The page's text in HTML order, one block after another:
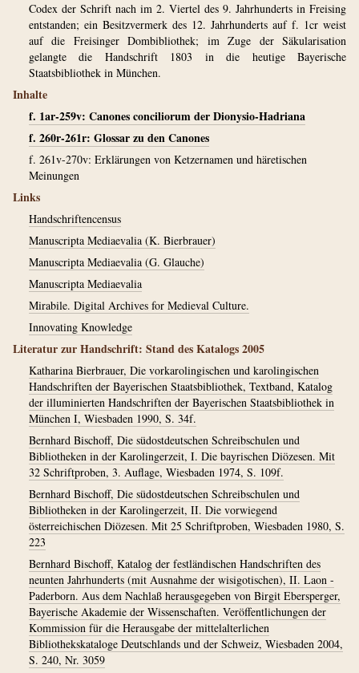
Codex der Schrift nach im 2. Viertel des 9. Jahrhunderts in Freising
entstanden; ein Besitzvermerk des 12. Jahrhunderts auf f. 1cr weist
auf die Freisinger Dombibliothek; im Zuge der Säkularisation
gelangte die Handschrift 1803 in die heutige Bayerische
Staatsbibliothek in München.
Inhalte
f. 1ar-259v: Canones conciliorum der Dionysio-Hadriana
f. 260r-261r: Glossar zu den Canones
f. 261v-270v: Erklärungen von Ketzernamen und häretischen
Meinungen
Links
Handschriftencensus
Manuscripta Mediaevalia (K. Bierbrauer)
Manuscripta Mediaevalia (G. Glauche)
Manuscripta Mediaevalia
Mirabile. Digital Archives for Medieval Culture.
Innovating Knowledge
Literatur zur Handschrift: Stand des Katalogs 2005
Katharina Bierbrauer, Die vorkarolingischen und karolingischen
Handschriften der Bayerischen Staatsbibliothek, Textband, Katalog
der illuminierten Handschriften der Bayerischen Staatsbibliothek in
München I, Wiesbaden 1990, S. 34f.
Bernhard Bischoff, Die südostdeutschen Schreibschulen und
Bibliotheken in der Karolingerzeit, I. Die bayrischen Diözesen. Mit
32 Schriftproben, 3. Auflage, Wiesbaden 1974, S. 109f.
Bernhard Bischoff, Die südostdeutschen Schreibschulen und
Bibliotheken in der Karolingerzeit, II. Die vorwiegend
österreichischen Diözesen. Mit 25 Schriftproben, Wiesbaden 1980, S.
223
Bernhard Bischoff, Katalog der festländischen Handschriften des
neunten Jahrhunderts (mit Ausnahme der wisigotischen), II. Laon -
Paderborn. Aus dem Nachlaß herausgegeben von Birgit Ebersperger,
Bayerische Akademie der Wissenschaften. Veröffentlichungen der
Kommission für die Herausgabe der mittelalterlichen
Bibliothekskataloge Deutschlands und der Schweiz, Wiesbaden 2004,
S. 240, Nr. 3059